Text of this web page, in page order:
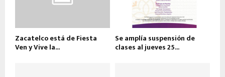
Zacatelco está de Fiesta
Ven y Vive la...
Se amplía suspensión de
clases al jueves 25...